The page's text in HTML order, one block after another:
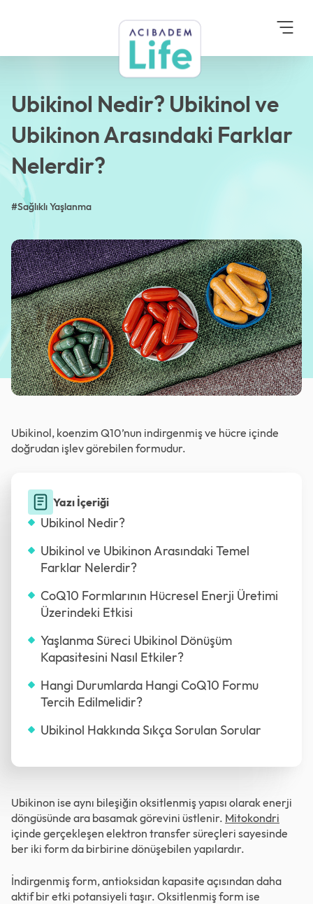
Sağlıklı Yaşlanma
Ubikinol ve Ubikinon
Arasındaki Farklar
Ubikinol Nedir? Ubikinol ve
Ubikinon Arasındaki Farklar
Nelerdir?
#Sağlıklı Yaşlanma
Ubikinol, koenzim Q10’nun indirgenmiş ve hücre içinde
doğrudan işlev görebilen formudur.
Yazı İçeriği
Ubikinol Nedir?
Ubikinol ve Ubikinon Arasındaki Temel
Farklar Nelerdir?
CoQ10 Formlarının Hücresel Enerji Üretimi
Üzerindeki Etkisi
Yaşlanma Süreci Ubikinol Dönüşüm
Kapasitesini Nasıl Etkiler?
Hangi Durumlarda Hangi CoQ10 Formu
Tercih Edilmelidir?
Ubikinol Hakkında Sıkça Sorulan Sorular
Ubikinon ise aynı bileşiğin oksitlenmiş yapısı olarak enerji
döngüsünde ara basamak görevini üstlenir. Mitokondri
içinde gerçekleşen elektron transfer süreçleri sayesinde
ber iki form da birbirine dönüşebilen yapılardır.
İndirgenmiş form, antioksidan kapasite açısından daha
aktif bir etki potansiyeli taşır. Oksitlenmiş form ise